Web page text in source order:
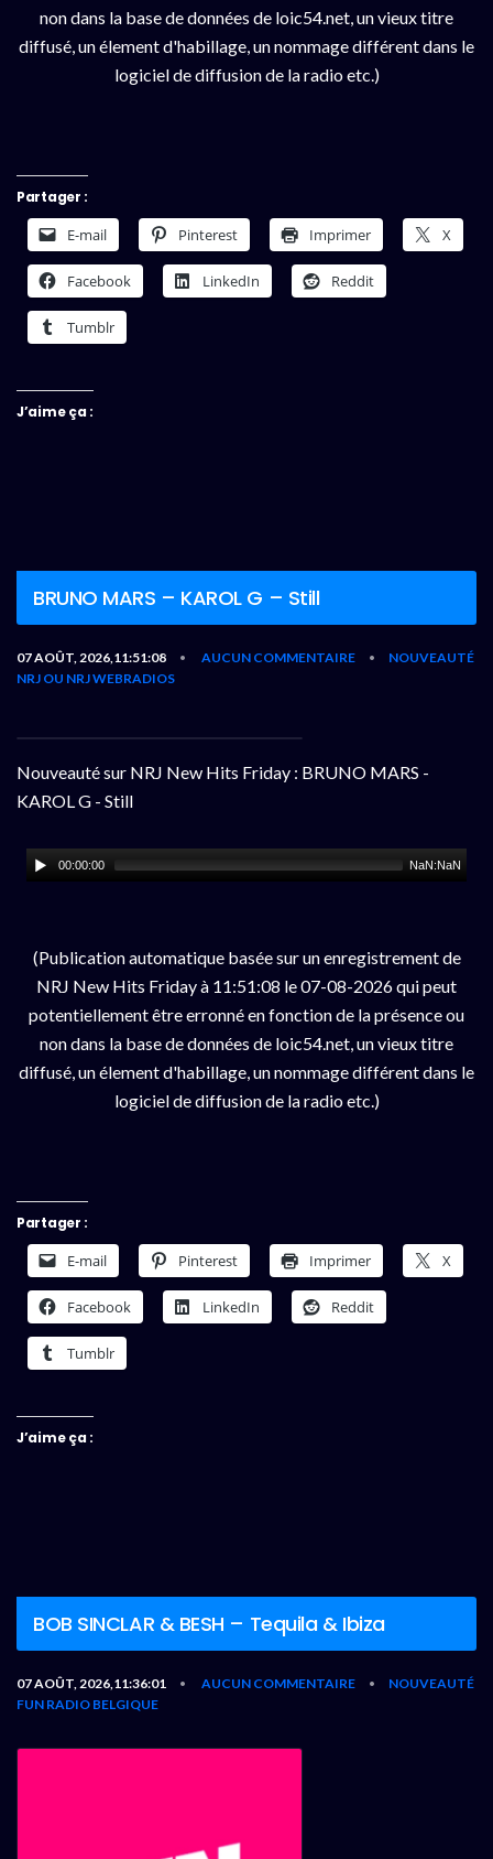
non dans la base de données de loic54.net, un vieux titre
diffusé, un élement d'habillage, un nommage différent dans le
logiciel de diffusion de la radio etc.)
Partager :
E-mail Pinterest Imprimer X
Facebook LinkedIn Reddit
Tumblr
J’aime ça :
BRUNO MARS – KAROL G – Still
07 AOÛT, 2026,11:51:08 • AUCUN COMMENTAIRE •
NOUVEAUTÉ
NRJ OU NRJ WEBRADIOS
Nouveauté sur NRJ New Hits Friday : BRUNO MARS -
KAROL G - Still
00:00:00 NaN:NaN
(Publication automatique basée sur un enregistrement de
NRJ New Hits Friday à 11:51:08 le 07-08-2026 qui peut
potentiellement être erronné en fonction de la présence ou
non dans la base de données de loic54.net, un vieux titre
diffusé, un élement d'habillage, un nommage différent dans le
logiciel de diffusion de la radio etc.)
Partager :
E-mail Pinterest Imprimer X
Facebook LinkedIn Reddit
Tumblr
J’aime ça :
BOB SINCLAR & BESH – Tequila & Ibiza
07 AOÛT, 2026,11:36:01 • AUCUN COMMENTAIRE •
NOUVEAUTÉ
FUN RADIO BELGIQUE